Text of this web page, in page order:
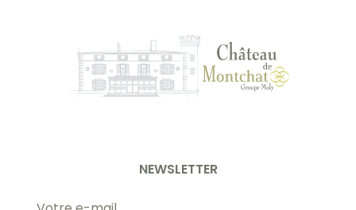
NEWSLETTER
Adresse